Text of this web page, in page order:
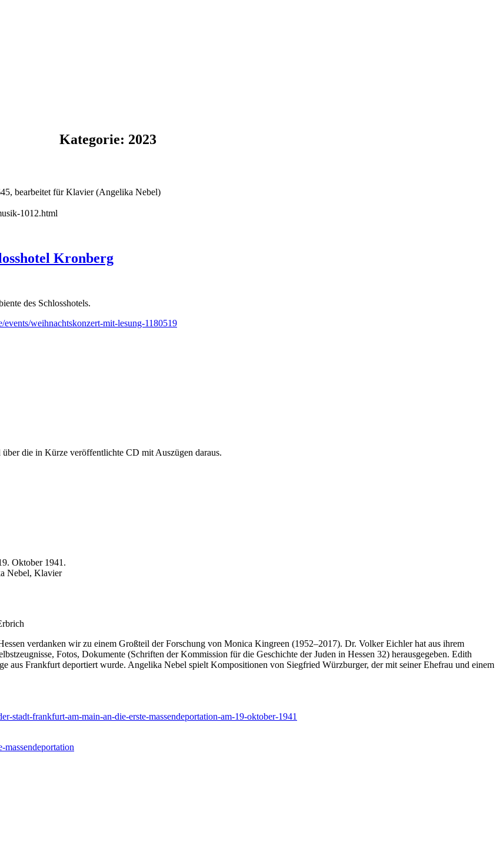
Kategorie: 2023
bearbeitet für Klavier (Angelika Nebel)
1012.html
Kronberg
des Schlosshotels.
weihnachtskonzert-mit-lesung-1180519
die in Kürze veröffentlichte CD mit Auszügen daraus.
Oktober 1941.
Nebel, Klavier
verdanken wir zu einem Großteil der Forschung von Monica Kingreen (1952–2017). Dr. Volker Eichler hat aus ihrem
Fotos, Dokumente (Schriften der Kommission für die Geschichte der Juden in Hessen 32) herausgegeben. Edith
aus Frankfurt deportiert wurde. Angelika Nebel spielt Kompositionen von Siegfried Würzburger, der mit seiner Ehefrau und einem
stadt-frankfurt-am-main-an-die-erste-massendeportation-am-19-oktober-1941
massendeportation